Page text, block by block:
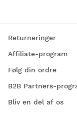
Returneringer
Affiliate-program
Følg din ordre
B2B Partners-
Bliv en del af os